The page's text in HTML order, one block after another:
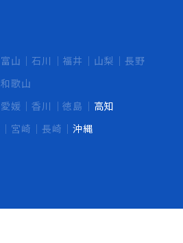
富山 石川 福井 山梨
長野
和歌山
愛媛 香川 徳島
高知
宮崎 長崎 沖縄